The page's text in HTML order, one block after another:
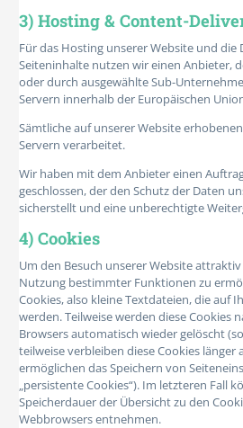
3) Hosting & Content-
Für das Hosting unserer Website und die
Seiteninhalte nutzen wir einen Anbieter,
oder durch ausgewählte Sub-
Servern innerhalb der Europäischen
Sämtliche auf unserer Website
Servern verarbeitet.
Wir haben mit dem Anbieter einen
geschlossen, der den Schutz der Daten
sicherstellt und eine unberechtigte
4) Cookies
Um den Besuch unserer Website
Nutzung bestimmter Funktionen zu
Cookies, also kleine Textdateien, die auf
werden. Teilweise werden diese Cookies
Browsers automatisch wieder gelöscht
teilweise verbleiben diese Cookies länger
ermöglichen das Speichern von
„persistente Cookies“). Im letzteren Fall
Speicherdauer der Übersicht zu den
Webbrowsers entnehmen.